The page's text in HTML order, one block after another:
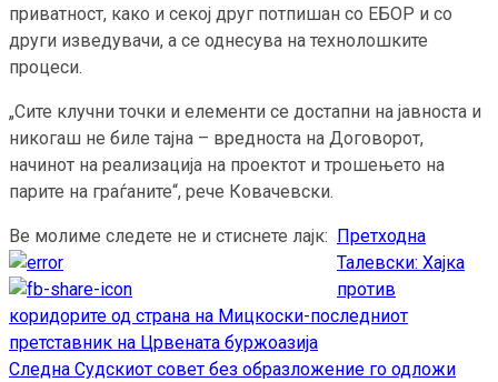
приватност, како и секој друг потпишан со ЕБОР и со
други изведувачи, а се однесува на технолошките
процеси.
„Сите клучни точки и елементи се достапни на јавноста и
никогаш не биле тајна – вредноста на Договорот,
начинот на реализација на проектот и трошењето на
парите на граѓаните“, рече Ковачевски.
Ве молиме следете не и стиснете лајк:
Continue
Reading
Претходна
Талевски: Хајка
против
коридорите од страна на Мицкоски-последниот
претставник на Црвената буржоазија
Следна Судскиот совет без образложение го одложи